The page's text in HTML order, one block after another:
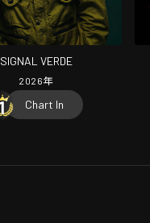
SIGNAL VERDE
2026年
Chart In